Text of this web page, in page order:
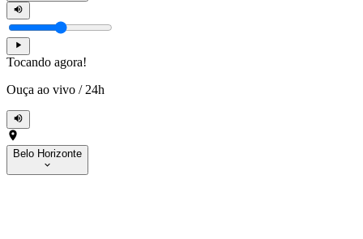
Tocando agora!
Ouça ao vivo / 24h
Belo Horizonte